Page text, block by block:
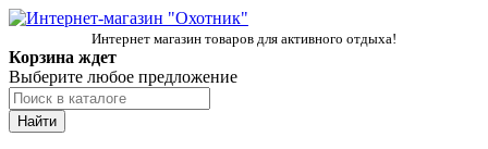
Интернет магазин товаров для активного отдыха!
Корзина ждет
Выберите любое предложение
Найти